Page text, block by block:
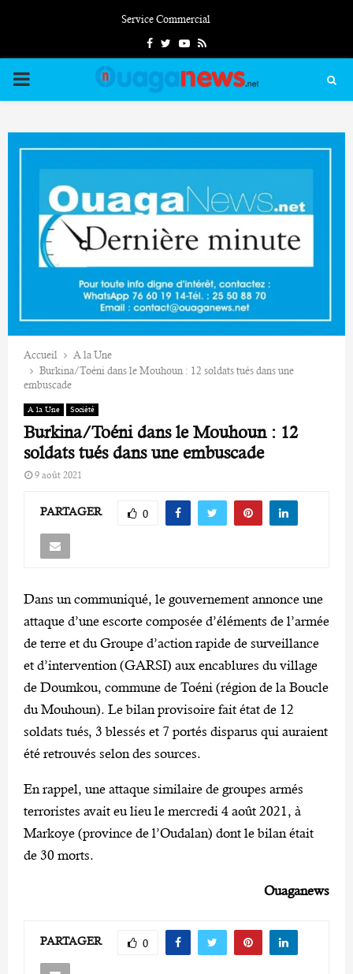
Service Commercial
FacebookTwitterYoutube
Rss
PRIMARY
Accueil
A la Une
Burkina/Toéni dans le Mouhoun : 12 soldats tués dans une
embuscade
A la Une Société
Burkina/Toéni dans le Mouhoun : 12
soldats tués dans une embuscade
9 août 2021
PARTAGER 0
Dans un communiqué, le gouvernement annonce une
attaque d’une escorte composée d’éléments de l’armée
de terre et du Groupe d’action rapide de surveillance
et d’intervention (GARSI) aux encablures du village
de Doumkou, commune de Toéni (région de la Boucle
du Mouhoun). Le bilan provisoire fait état de 12
soldats tués, 3 blessés et 7 portés disparus qui auraient
été retrouvés selon des sources.
En rappel, une attaque similaire de groupes armés
terroristes avait eu lieu le mercredi 4 août 2021, à
Markoye (province de l’Oudalan) dont le bilan était
de 30 morts.
Ouaganews
PARTAGER 0